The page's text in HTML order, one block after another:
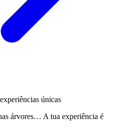
únicas
árvores… A tua experiência é